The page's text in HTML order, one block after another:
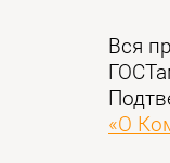
Вся
«О